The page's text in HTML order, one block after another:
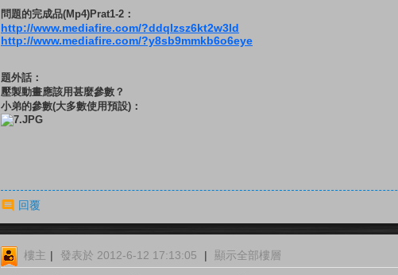
問題的完成品(Mp4)Prat1-2：
http://www.mediafire.com/?ddqlzsz6kt2w3ld
http://www.mediafire.com/?y8sb9mmkb6o6eye
題外話：
壓製動畫應該用甚麼參數？
小弟的參數(大多數使用預設)：
回覆
樓主 | 發表於 2012-6-12 17:13:05 | 顯示全部樓層